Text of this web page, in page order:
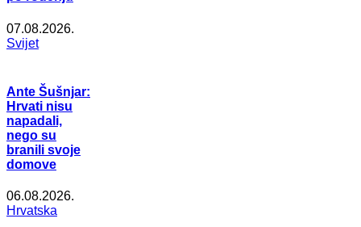
07.08.2026.
Svijet
Ante Šušnjar:
Hrvati nisu
napadali,
nego su
branili svoje
domove
06.08.2026.
Hrvatska